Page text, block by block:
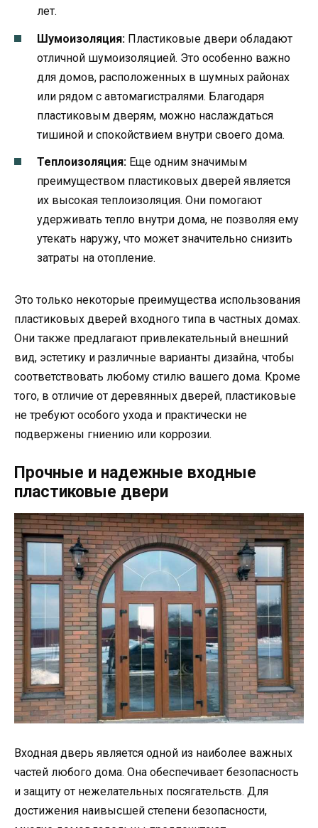
лет.
Шумоизоляция: Пластиковые двери обладают
отличной шумоизоляцией. Это особенно важно
для домов, расположенных в шумных районах
или рядом с автомагистралями. Благодаря
пластиковым дверям, можно наслаждаться
тишиной и спокойствием внутри своего дома.
Теплоизоляция: Еще одним значимым
преимуществом пластиковых дверей является
их высокая теплоизоляция. Они помогают
удерживать тепло внутри дома, не позволяя ему
утекать наружу, что может значительно снизить
затраты на отопление.
Это только некоторые преимущества использования
пластиковых дверей входного типа в частных домах.
Они также предлагают привлекательный внешний
вид, эстетику и различные варианты дизайна, чтобы
соответствовать любому стилю вашего дома. Кроме
того, в отличие от деревянных дверей, пластиковые
не требуют особого ухода и практически не
подвержены гниению или коррозии.
Прочные и надежные входные
пластиковые двери
Входная дверь является одной из наиболее важных
частей любого дома. Она обеспечивает безопасность
и защиту от нежелательных посягательств. Для
достижения наивысшей степени безопасности,